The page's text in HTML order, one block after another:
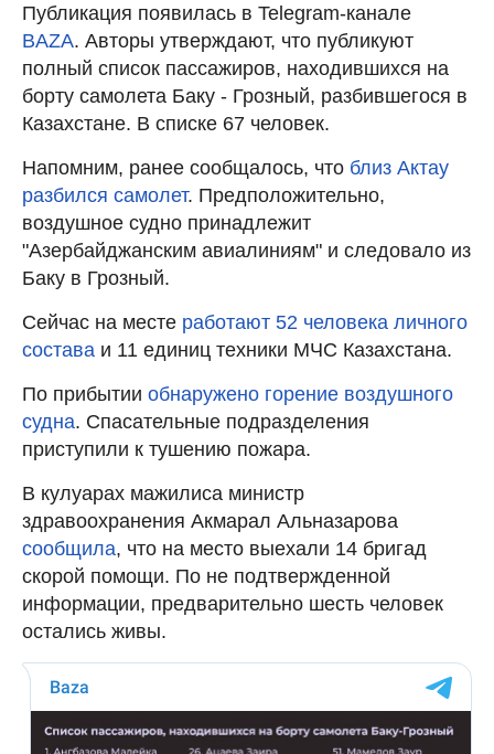
Публикация появилась в Telegram-канале
BAZA. Авторы утверждают, что публикуют
полный список пассажиров, находившихся на
борту самолета Баку - Грозный, разбившегося в
Казахстане. В списке 67 человек.
Напомним, ранее сообщалось, что близ Актау
разбился самолет. Предположительно,
воздушное судно принадлежит
"Азербайджанским авиалиниям" и следовало из
Баку в Грозный.
Сейчас на месте работают 52 человека личного
состава и 11 единиц техники МЧС Казахстана.
По прибытии обнаружено горение воздушного
судна. Спасательные подразделения
приступили к тушению пожара.
В кулуарах мажилиса министр
здравоохранения Акмарал Альназарова
сообщила, что на место выехали 14 бригад
скорой помощи. По не подтвержденной
информации, предварительно шесть человек
остались живы.